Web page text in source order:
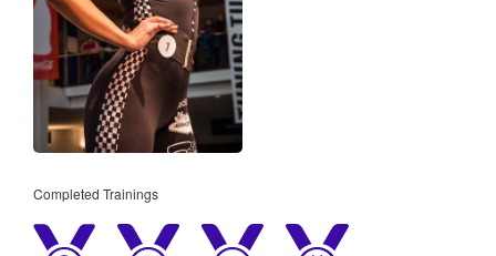
Completed Trainings